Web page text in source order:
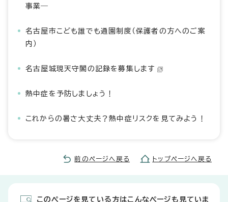
事業―
名古屋市こども誰でも通園制度（保護者の方へのご案
内）
名古屋城現天守閣の記録を募集します
熱中症を予防しましょう！
これからの暑さ大丈夫？熱中症リスクを見てみよう！
前のページへ戻る トップページへ戻る
このページを見ている方はこんなページも見ていま